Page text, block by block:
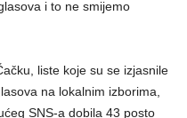
i to ne smijemo
liste koje su se izjasnile
na lokalnim izborima,
SNS-a dobila 43 posto